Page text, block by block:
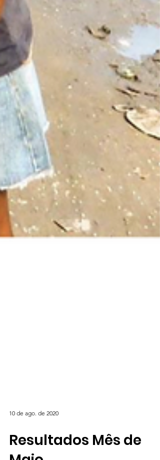
10 de ago. de 2020